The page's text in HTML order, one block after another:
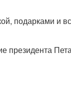
подарками и
президента